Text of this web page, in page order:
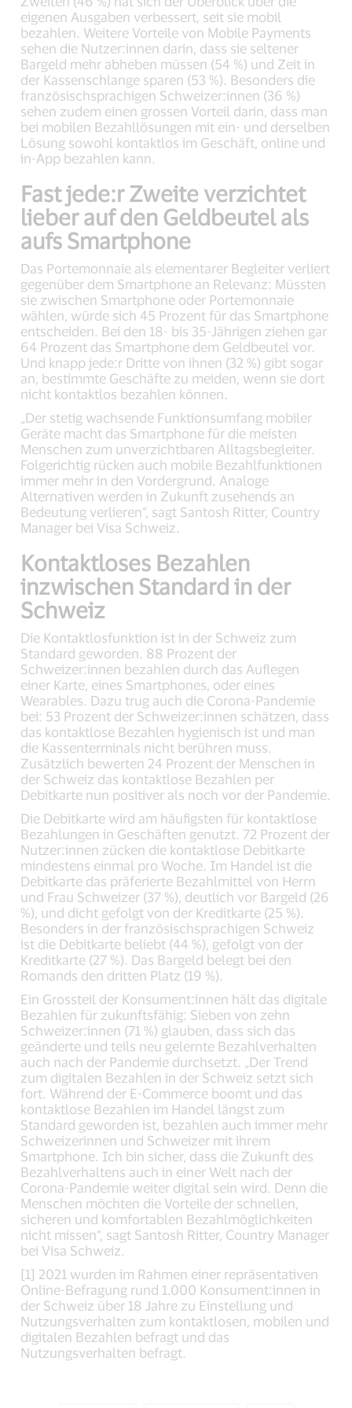
eigenen Ausgaben verbessert, seit sie mobil
bezahlen. Weitere Vorteile von Mobile Payments
sehen die Nutzer:innen darin, dass sie seltener
Bargeld mehr abheben müssen (54 %) und Zeit in
der Kassenschlange sparen (53 %). Besonders die
französischsprachigen Schweizer:innen (36 %)
sehen zudem einen grossen Vorteil darin, dass man
bei mobilen Bezahllösungen mit ein- und derselben
Lösung sowohl kontaktlos im Geschäft, online und
in-App bezahlen kann.
Fast jede:r Zweite verzichtet
lieber auf den Geldbeutel als
aufs Smartphone
Das Portemonnaie als elementarer Begleiter verliert
gegenüber dem Smartphone an Relevanz: Müssten
sie zwischen Smartphone oder Portemonnaie
wählen, würde sich 45 Prozent für das Smartphone
entscheiden. Bei den 18- bis 35-Jährigen ziehen gar
64 Prozent das Smartphone dem Geldbeutel vor.
Und knapp jede:r Dritte von ihnen (32 %) gibt sogar
an, bestimmte Geschäfte zu meiden, wenn sie dort
nicht kontaktlos bezahlen können.
„Der stetig wachsende Funktionsumfang mobiler
Geräte macht das Smartphone für die meisten
Menschen zum unverzichtbaren Alltagsbegleiter.
Folgerichtig rücken auch mobile Bezahlfunktionen
immer mehr in den Vordergrund. Analoge
Alternativen werden in Zukunft zusehends an
Bedeutung verlieren“, sagt Santosh Ritter, Country
Manager bei Visa Schweiz.
Kontaktloses Bezahlen
inzwischen Standard in der
Schweiz
Die Kontaktlosfunktion ist in der Schweiz zum
Standard geworden. 88 Prozent der
Schweizer:innen bezahlen durch das Auflegen
einer Karte, eines Smartphones, oder eines
Wearables. Dazu trug auch die Corona-Pandemie
bei: 53 Prozent der Schweizer:innen schätzen, dass
das kontaktlose Bezahlen hygienisch ist und man
die Kassenterminals nicht berühren muss.
Zusätzlich bewerten 24 Prozent der Menschen in
der Schweiz das kontaktlose Bezahlen per
Debitkarte nun positiver als noch vor der Pandemie.
Die Debitkarte wird am häufigsten für kontaktlose
Bezahlungen in Geschäften genutzt. 72 Prozent der
Nutzer:innen zücken die kontaktlose Debitkarte
mindestens einmal pro Woche. Im Handel ist die
Debitkarte das präferierte Bezahlmittel von Herrn
und Frau Schweizer (37 %), deutlich vor Bargeld (26
%), und dicht gefolgt von der Kreditkarte (25 %).
Besonders in der französischsprachigen Schweiz
ist die Debitkarte beliebt (44 %), gefolgt von der
Kreditkarte (27 %). Das Bargeld belegt bei den
Romands den dritten Platz (19 %).
Ein Grossteil der Konsument:innen hält das digitale
Bezahlen für zukunftsfähig: Sieben von zehn
Schweizer:innen (71 %) glauben, dass sich das
geänderte und teils neu gelernte Bezahlverhalten
auch nach der Pandemie durchsetzt. „Der Trend
zum digitalen Bezahlen in der Schweiz setzt sich
fort. Während der E-Commerce boomt und das
kontaktlose Bezahlen im Handel längst zum
Standard geworden ist, bezahlen auch immer mehr
Schweizerinnen und Schweizer mit ihrem
Smartphone. Ich bin sicher, dass die Zukunft des
Bezahlverhaltens auch in einer Welt nach der
Corona-Pandemie weiter digital sein wird. Denn die
Menschen möchten die Vorteile der schnellen,
sicheren und komfortablen Bezahlmöglichkeiten
nicht missen“, sagt Santosh Ritter, Country Manager
bei Visa Schweiz.
[1] 2021 wurden im Rahmen einer repräsentativen
Online-Befragung rund 1.000 Konsument:innen in
der Schweiz über 18 Jahre zu Einstellung und
Nutzungsverhalten zum kontaktlosen, mobilen und
digitalen Bezahlen befragt und das
Nutzungsverhalten befragt.